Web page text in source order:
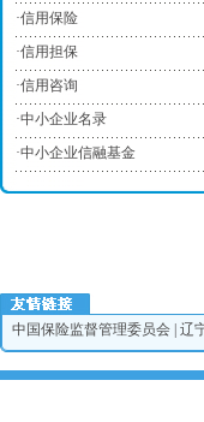
·信用保险
·信用担保
·信用咨询
·中小企业名录
·中小企业信融基金
中国保险监督管理委员会 辽